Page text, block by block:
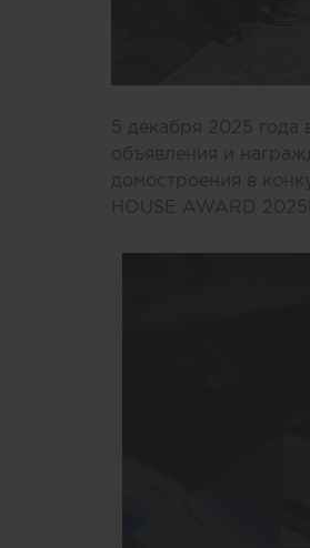
5 декабря 2025 года
объявления и
домостроения в
HOUSE AWARD 2025!